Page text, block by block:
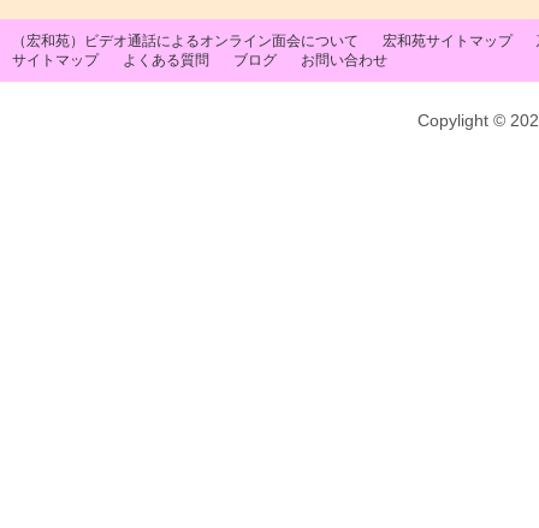
（宏和苑）ビデオ通話によるオンライン面会について 宏和苑サイトマップ
サイトマップ
よくある質問 ブログ お問い合わせ
Copylight ©